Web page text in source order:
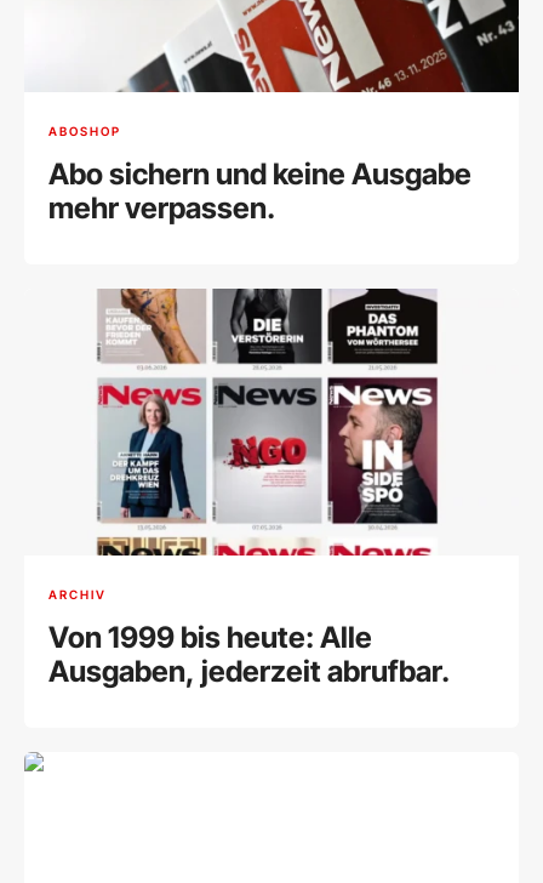
ABOSHOP
Abo sichern und keine Ausgabe
mehr verpassen.
ARCHIV
Von 1999 bis heute: Alle
Ausgaben, jederzeit abrufbar.